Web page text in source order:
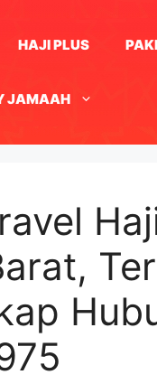
HAJI PLUS
JAMAAH